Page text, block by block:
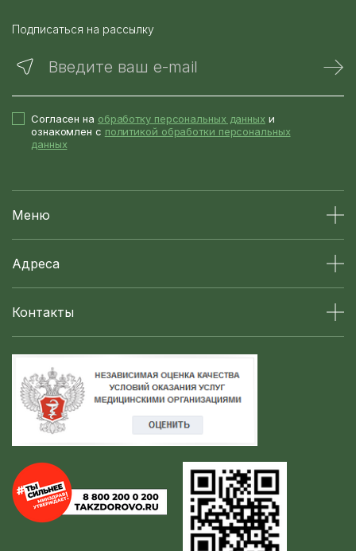
Подписаться на рассылку
Введите ваш e-mail
Согласен на обработку персональных данных и
ознакомлен с политикой обработки персональных
данных
Меню
Адреса
Контакты